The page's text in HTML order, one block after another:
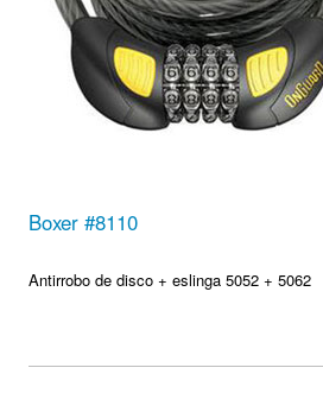
Boxer #8110
Antirrobo de disco + eslinga 5052 + 5062